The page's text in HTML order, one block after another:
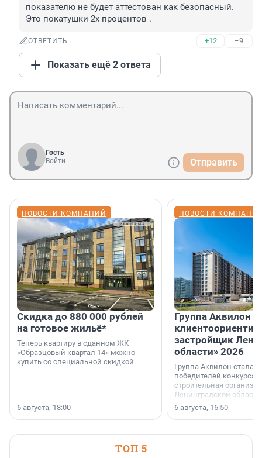
показателю не будет аттестован как безопасный.
Это покатушки 2х процентов .
ОТВЕТИТЬ +12 –9
Показать ещё 2 ответа
Гость
Войти
Отправить
НОВОСТИ КОМПАНИЙ
Скидка до 880 000 рублей
на готовое жильё*
Теперь квартиру в сданном ЖК
«Образцовый квартал 14» можно
купить со специальной скидкой.
6 августа, 18:00
НОВОСТИ
Группа Аквилон
застройщик
области» 2026
Группа Аквилон стала
победителей конкурса
строительная
Ленинградской области
номинации «Самый
застройщик
области».
6 августа, 16:50
ТОП 5